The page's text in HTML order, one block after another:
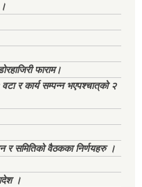
फाराम।
र कार्य सम्पन्न भएपश्चात्‌को २
समितिको वैठकका निर्णयहरु ।
।